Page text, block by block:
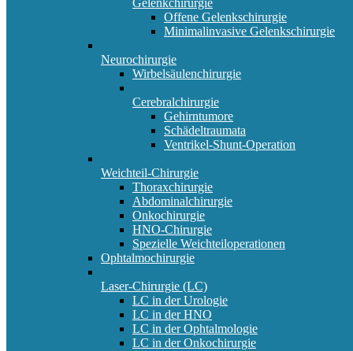
Gelenkchirurgie
Offene Gelenkschirurgie
Minimalinvasive Gelenkschirurgie
Neurochirurgie
Wirbelsäulenchirurgie
Cerebralchirurgie
Gehirntumore
Schädeltraumata
Ventrikel-Shunt-Operation
Weichteil-Chirurgie
Thoraxchirurgie
Abdominalchirurgie
Onkochirurgie
HNO-Chirurgie
Spezielle Weichteiloperationen
Ophtalmochirurgie
Laser-Chirurgie (LC)
LC in der Urologie
LC in der HNO
LC in der Ophtalmologie
LC in der Onkochirurgie